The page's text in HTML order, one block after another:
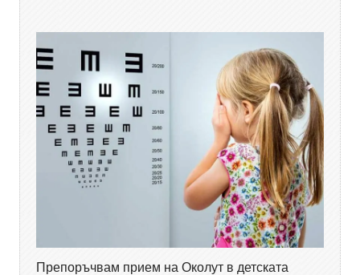
Препоръчвам прием на Околут в детската